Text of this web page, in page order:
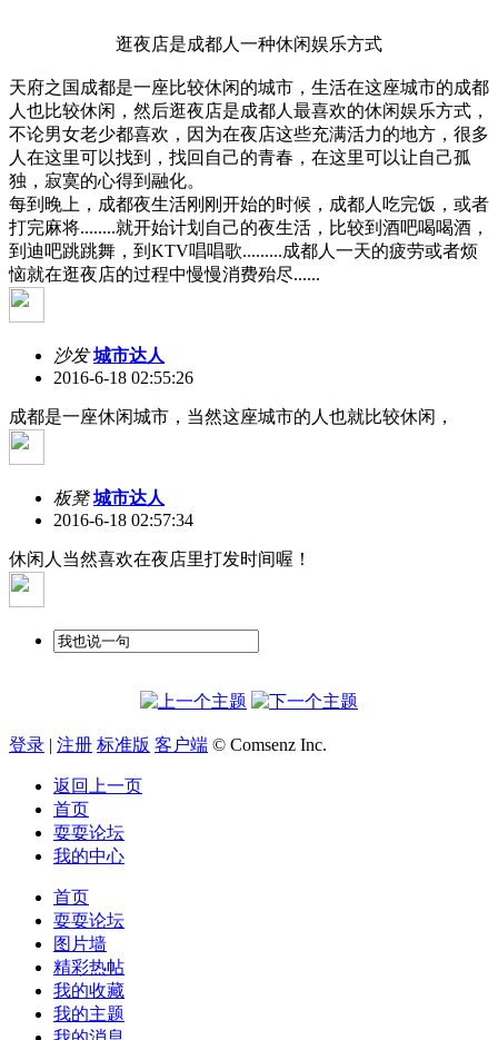
逛夜店是成都人一种休闲娱乐方式
天府之国成都是一座比较休闲的城市，生活在这座城市的成都
人也比较休闲，然后逛夜店是成都人最喜欢的休闲娱乐方式，
不论男女老少都喜欢，因为在夜店这些充满活力的地方，很多
人在这里可以找到，找回自己的青春，在这里可以让自己孤
独，寂寞的心得到融化。
每到晚上，成都夜生活刚刚开始的时候，成都人吃完饭，或者
打完麻将........就开始计划自己的夜生活，比较到酒吧喝喝酒，
到迪吧跳跳舞，到KTV唱唱歌.........成都人一天的疲劳或者烦
恼就在逛夜店的过程中慢慢消费殆尽......
沙发城市达人
2016-6-18 02:55:26
成都是一座休闲城市，当然这座城市的人也就比较休闲，
板凳城市达人
2016-6-18 02:57:34
休闲人当然喜欢在夜店里打发时间喔！
登录 | 注册 标准版 客户端 © Comsenz Inc.
返回上一页
首页
耍耍论坛
我的中心
首页
耍耍论坛
图片墙
精彩热帖
我的收藏
我的主题